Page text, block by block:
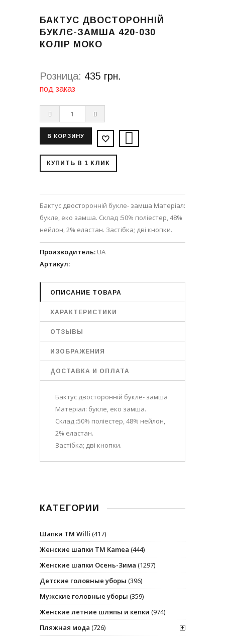
БАКТУС ДВОСТОРОННІЙ
БУКЛЄ-ЗАМША 420-030
КОЛІР МОКО
Розница: 435 грн.
под заказ
КУПИТЬ В 1 КЛИК
Бактус двосторонній букле- замша Матеріал:
букле, еко замша. Склад :50% поліестер, 48%
нейлон, 2% еластан. Застібка; дві кнопки.
Производитель: UA
Артикул:
ОПИСАНИЕ ТОВАРА
ХАРАКТЕРИСТИКИ
ОТЗЫВЫ
ИЗОБРАЖЕНИЯ
ДОСТАВКА И ОПЛАТА
Бактус двосторонній букле- замша
Матеріал: букле, еко замша.
Склад :50% поліестер, 48% нейлон,
2% еластан.
Застібка; дві кнопки.
КАТЕГОРИИ
Шапки ТМ Willi (417)
Женские шапки ТМ Kamea (444)
Женские шапки Осень-Зима (1297)
Детские головные уборы (396)
Мужские головные уборы (359)
Женские летние шляпы и кепки (974)
Пляжная мода (726)